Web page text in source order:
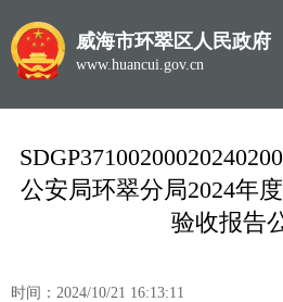
威海市环翠区人民政府
www.huancui.gov.cn
公安局环翠分局2024年
验收报告
时间：2024/10/21 16:13:11